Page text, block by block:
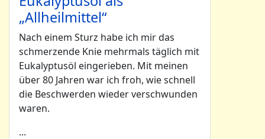
„Allheilmittel“
Nach einem Sturz habe ich mir das
schmerzende Knie mehrmals täglich mit
Eukalyptusöl eingerieben. Mit meinen
über 80 Jahren war ich froh, wie schnell
die Beschwerden wieder verschwunden
waren.
...